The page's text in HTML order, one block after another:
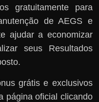
gratuitamente para
de AEGS e
ajudar a economizar
seus Resultados
grátis e exclusivos
página oficial clicando